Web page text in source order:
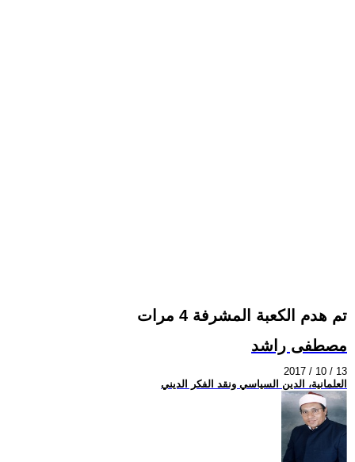
تم هدم الكعبة المشرفة 4 مرات
مصطفى راشد
2017 / 10 / 13
العلمانية، الدين السياسي ونقد الفكر الديني